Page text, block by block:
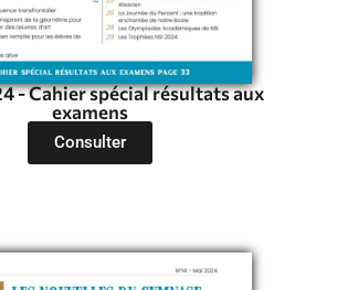
- Cahier spécial résultats aux
examens
Consulter